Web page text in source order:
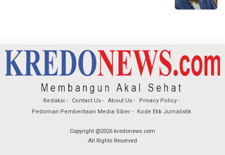
Redaksi Contact Us About Us
Privacy Policy
Pedoman Pemberitaan Media Siber
Kode Etik Jurnalistik
Copyright @2026 kredonews.com
All Rights Reserved